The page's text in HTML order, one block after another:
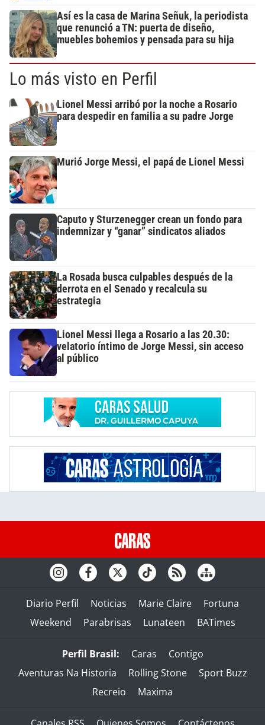
Así es la casa de Marina Señuk, la periodista
que renunció a TN: puerta de diseño,
muebles bohemios y pensada para su hija
Lo más visto en Perfil
Lionel Messi arribó por la noche a Rosario
para despedir en familia a su padre Jorge
Murió Jorge Messi, el papá de Lionel Messi
Caputo y Sturzenegger crean un fondo para
indemnizar y “ganar” sindicatos aliados
La Rosada busca culpables después de la
derrota en el Senado y recalcula su
estrategia
Lionel Messi llega a Rosario a las 20.30:
velatorio íntimo de Jorge Messi, sin acceso
al público
Diario Perfil Noticias Marie Claire
Fortuna
Weekend
Parabrisas Lunateen BATimes
Perfil Brasil: Caras
Contigo
Aventuras Na Historia
Rolling Stone
Sport Buzz
Recreio
Maxima